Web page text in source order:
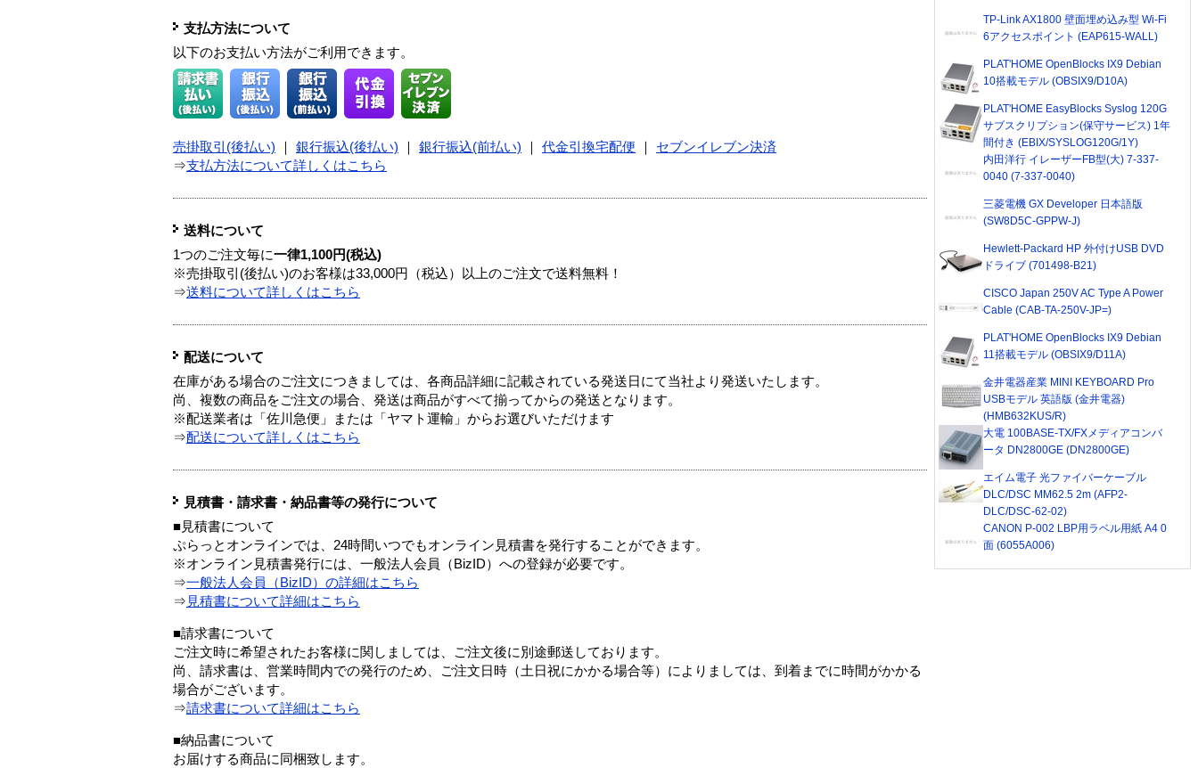
支払方法について
以下のお支払い方法がご利用できます。
売掛取引(後払い) 銀行振込(後払い) 銀行振込(前払い) 代金引換宅配便
セブンイレブン決済
⇒支払方法について詳しくはこちら
送料について
1つのご注文毎に一律1,100円(税込)
※売掛取引(後払い)のお客様は33,000円（税込）以上のご注文で送料無料！
⇒送料について詳しくはこちら
配送について
在庫がある場合のご注文につきましては、各商品詳細に記載されている発送日にて当社より発送いたします。
尚、複数の商品をご注文の場合、発送は商品がすべて揃ってからの発送となります。
※配送業者は「佐川急便」または「ヤマト運輸」からお選びいただけます
⇒配送について詳しくはこちら
見積書・請求書・納品書等の発行について
■見積書について
ぷらっとオンラインでは、24時間いつでもオンライン見積書を発行することができます。
※オンライン見積書発行には、一般法人会員（BizID）への登録が必要です。
⇒一般法人会員（BizID）の詳細はこちら
⇒ 見積書について詳細はこちら
■請求書について
ご注文時に希望されたお客様に関しましては、ご注文後に別途郵送しております。
尚、請求書は、営業時間内での発行のため、ご注文日時（土日祝にかかる場合等）によりましては、到着までに時間がかかる
場合がございます。
⇒請求書について詳細はこちら
■納品書について
お届けする商品に同梱致します。
TP-Link AX1800 壁面埋め込み型 Wi-Fi
6アクセスポイント (EAP615-WALL)
PLAT'HOME OpenBlocks IX9 Debian
10搭載モデル (OBSIX9/D10A)
PLAT'HOME EasyBlocks Syslog 120G
サブスクリプション(保守サービス) 1年
間付き (EBIX/SYSLOG120G/1Y)
内田洋行 イレーザーFB型(大) 7-337-
0040 (7-337-0040)
三菱電機 GX Developer 日本語版
(SW8D5C-GPPW-J)
Hewlett-Packard HP 外付けUSB DVD
ドライブ (701498-B21)
CISCO Japan 250V AC Type A Power
Cable (CAB-TA-250V-JP=)
PLAT'HOME OpenBlocks IX9 Debian
11搭載モデル (OBSIX9/D11A)
金井電器産業 MINI KEYBOARD Pro
USBモデル 英語版 (金井電器)
(HMB632KUS/R)
大電 100BASE-TX/FXメディアコンバ
ータ DN2800GE (DN2800GE)
エイム電子 光ファイバーケーブル
DLC/DSC MM62.5 2m (AFP2-
DLC/DSC-62-02)
CANON P-002 LBP用ラベル用紙 A4 0
面 (6055A006)